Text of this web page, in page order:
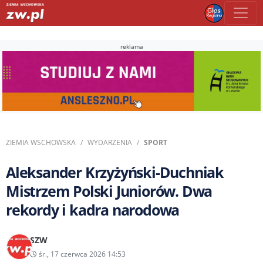
reklama
ZIEMIA WSCHOWSKA WYDARZENIA SPORT
Aleksander Krzyżyński-Duchniak
Mistrzem Polski Juniorów. Dwa
rekordy i kadra narodowa
SZW
śr., 17 czerwca 2026 14:53